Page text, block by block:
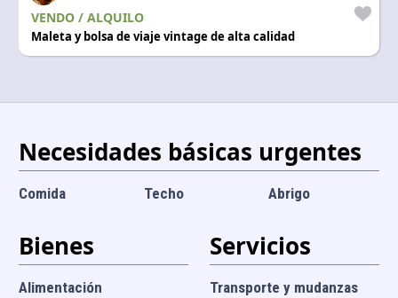
Idioma y divisa
ES|USD
VENDO / ALQUILO
Maleta y bolsa de viaje vintage de alta calidad
Necesidades básicas urgentes
Comida Techo Abrigo
Bienes
Alimentación
Servicios
Transporte y mudanzas